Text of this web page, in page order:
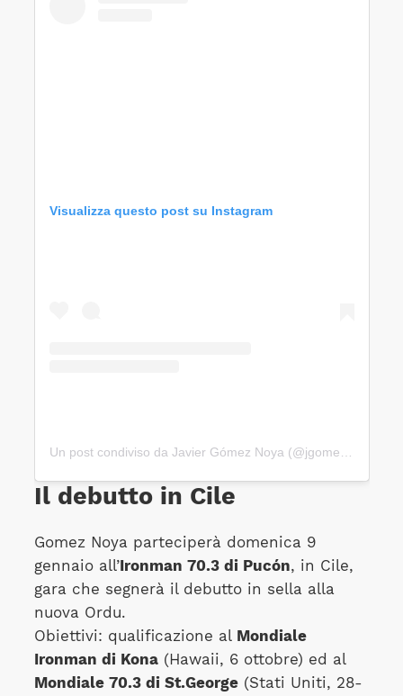
Visualizza questo post su Instagram
Il debutto in Cile
Gomez Noya parteciperà domenica 9
gennaio all’Ironman 70.3 di Pucón, in Cile,
gara che segnerà il debutto in sella alla
nuova Ordu.
Obiettivi: qualificazione al Mondiale
Ironman di Kona(Hawaii, 6 ottobre) ed al
Mondiale 70.3 di St.George(Stati Uniti, 28-